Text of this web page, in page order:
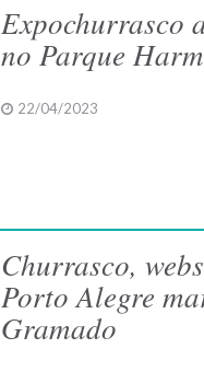
Expochurrasco
no Parque
22/04/2023
Churrasco,
Porto Alegre
Gramado